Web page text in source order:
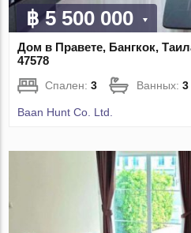
฿ 5 500 000
Дом в Правете, Бангкок,
47578
Спален:3 Ванных:3
Baan Hunt Co. Ltd.